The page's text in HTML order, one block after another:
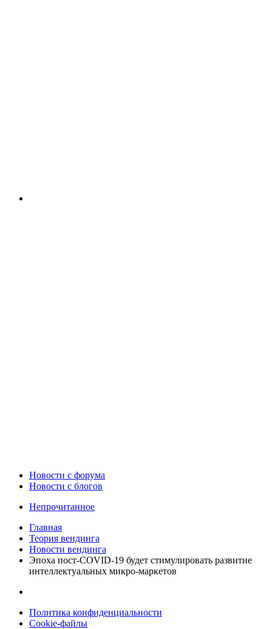
Новости c форума
Новости с блогов
Непрочитанное
Главная
Теория вендинга
Новости вендинга
Эпоха пост-COVID-19 будет стимулировать развитие
интеллектуальных микро-маркетов
Политика конфиденциальности
Cookie-файлы